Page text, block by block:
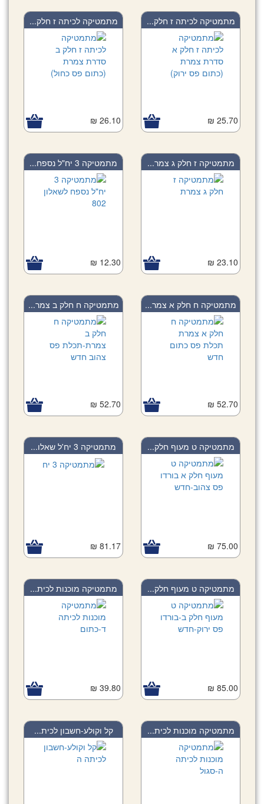
מתמטיקה לכיתה ז חלק...
25.70 ₪
מתמטיקה לכיתה ז חלק...
26.10 ₪
מתמטיקה ז חלק ג צמר...
23.10 ₪
מתמטיקה 3 יח"ל נספח...
12.30 ₪
מתמטיקה ח חלק א צמר...
52.70 ₪
מתמטיקה ח חלק ב צמר...
52.70 ₪
מתמטיקה ט מעוף חלק...
75.00 ₪
מתמטיקה 3 יח'ל שאלו...
81.17 ₪
מתמטיקה ט מעוף חלק...
85.00 ₪
מתמטיקה מוכנות לכית...
39.80 ₪
מתמטיקה מוכנות לכית... קל וקולע-חשבון לכית...